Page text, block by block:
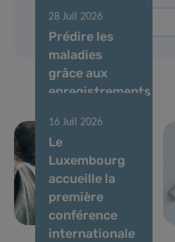
28 Juil 2026
Prédire les
maladies
grâce aux
enregistrements
: des experts
établissent
des normes
pour les
biomarqueurs
vocaux
16 Juil 2026
Le
Luxembourg
accueille la
première
conférence
internationale